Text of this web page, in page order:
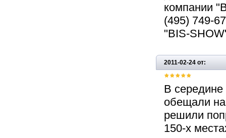
компании
(495) 749-
"BIS-
2011-02-24 от:
В середине
обещали
решили
150-х